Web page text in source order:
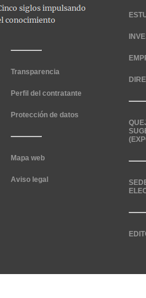
Transparencia
Perfil del contratante
Protección de datos
Mapa web
Aviso legal